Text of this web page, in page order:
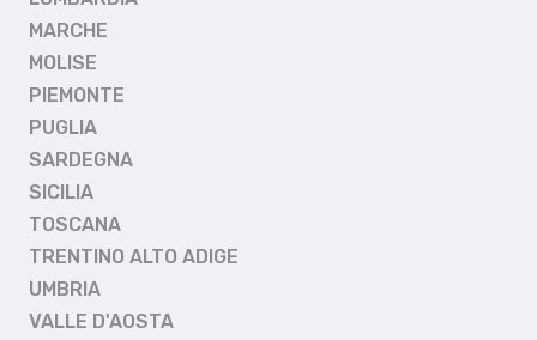
MARCHE
MOLISE
PIEMONTE
PUGLIA
SARDEGNA
SICILIA
TOSCANA
TRENTINO ALTO ADIGE
UMBRIA
VALLE D'AOSTA